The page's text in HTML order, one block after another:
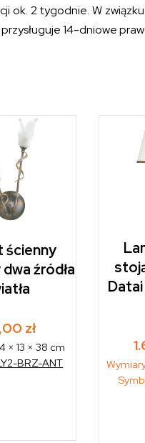
ok. 2 tygodnie. W
14-dniowe
ścienny
źródła
zł
× 13 × 38 cm
BRZ-ANT